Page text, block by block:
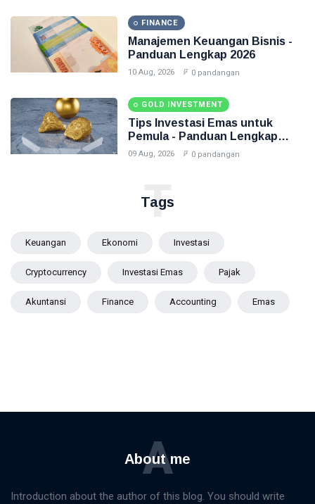
FINANCE
Manajemen Keuangan Bisnis -
Panduan Lengkap 2026
10 Aug, 2026 0 pandangan
GOLD INVESTMENT
Tips Investasi Emas untuk
Pemula - Panduan Lengkap
2026
09 Aug, 2026 0 pandangan
Tags
T
Keuangan Ekonomi Investasi
Cryptocurrency Investasi Emas Pajak
Akuntansi Finance Accounting Emas
About me
A
Introduction about the author of this blog. You should write